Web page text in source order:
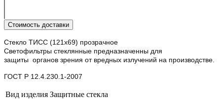
Стоимость доставки
Стекло ТИСС (121х69) прозрачное
Светофильтры стеклянные предназначенны для
защиты органов зрения от вредных излучений на производстве.
ГОСТ Р 12.4.230.1-2007
Вид изделия Защитные стекла